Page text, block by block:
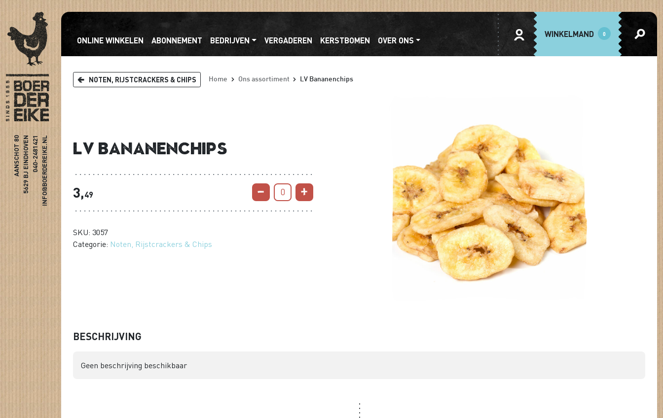
AANSCHOT 805629 BJ EINDHOVEN040-2481421INFO@BOERDEREIKE.NL
ONLINE WINKELEN ABONNEMENT BEDRIJVEN VERGADEREN KERSTBOMEN OVER ONS
WINKELMAND 0
NOTEN, RIJSTCRACKERS & CHIPS Home Ons assortiment LV Bananenchips
LV Bananenchips
3,49 0
SKU: 3057
Categorie: Noten, Rijstcrackers & Chips
BESCHRIJVING
Geen beschrijving beschikbaar